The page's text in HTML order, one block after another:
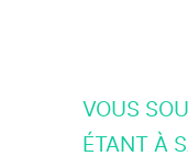
VOUS
ÉTANT À